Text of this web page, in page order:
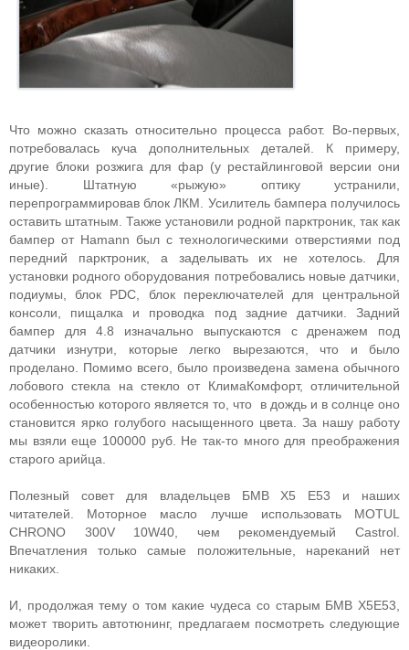
Что можно сказать относительно процесса работ. Во-первых,
потребовалась куча дополнительных деталей. К примеру,
другие блоки розжига для фар (у рестайлинговой версии они
иные). Штатную «рыжую» оптику устранили,
перепрограммировав блок ЛКМ. Усилитель бампера получилось
оставить штатным. Также установили родной парктроник, так как
бампер от Hamann был с технологическими отверстиями под
передний парктроник, а заделывать их не хотелось. Для
установки родного оборудования потребовались новые датчики,
подиумы, блок PDC, блок переключателей для центральной
консоли, пищалка и проводка под задние датчики. Задний
бампер для 4.8 изначально выпускаются с дренажем под
датчики изнутри, которые легко вырезаются, что и было
проделано. Помимо всего, было произведена замена обычного
лобового стекла на стекло от КлимаКомфорт, отличительной
особенностью которого является то, что в дождь и в солнце оно
становится ярко голубого насыщенного цвета. За нашу работу
мы взяли еще 100000 руб. Не так-то много для преображения
старого арийца.
Полезный совет для владельцев БМВ X5 E53 и наших
читателей. Моторное масло лучше использовать MOTUL
CHRONO 300V 10W40, чем рекомендуемый Castrol.
Впечатления только самые положительные, нареканий нет
никаких.
И, продолжая тему о том какие чудеса со старым БМВ Х5Е53,
может творить автотюнинг, предлагаем посмотреть следующие
видеоролики.